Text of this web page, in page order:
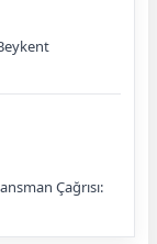
Çağrısı: